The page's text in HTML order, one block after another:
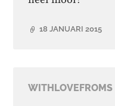
18 JANUARI 2015
WITHLOVEFROMS